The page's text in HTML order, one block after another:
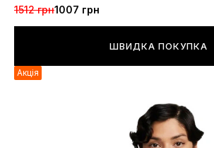
1512 грн1007 грн
ШВИДКА ПОКУПКА
Акція